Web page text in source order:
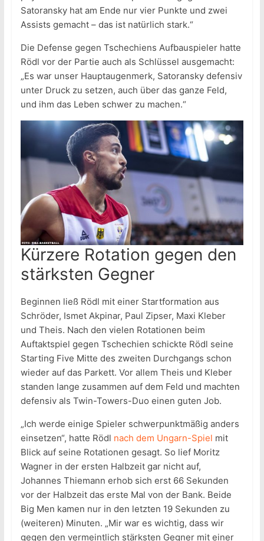
Satoransky hat am Ende nur vier Punkte und zwei
Assists gemacht – das ist natürlich stark.“
Die Defense gegen Tschechiens Aufbauspieler hatte
Rödl vor der Partie auch als Schlüssel ausgemacht:
„Es war unser Hauptaugenmerk, Satoransky defensiv
unter Druck zu setzen, auch über das ganze Feld,
und ihm das Leben schwer zu machen.“
Kürzere Rotation gegen den
stärksten Gegner
Beginnen ließ Rödl mit einer Startformation aus
Schröder, Ismet Akpinar, Paul Zipser, Maxi Kleber
und Theis. Nach den vielen Rotationen beim
Auftaktspiel gegen Tschechien schickte Rödl seine
Starting Five Mitte des zweiten Durchgangs schon
wieder auf das Parkett. Vor allem Theis und Kleber
standen lange zusammen auf dem Feld und machten
defensiv als Twin-Towers-Duo einen guten Job.
„Ich werde einige Spieler schwerpunktmäßig anders
einsetzen“, hatte Rödl nach dem Ungarn-Spiel mit
Blick auf seine Rotationen gesagt. So lief Moritz
Wagner in der ersten Halbzeit gar nicht auf,
Johannes Thiemann erhob sich erst 66 Sekunden
vor der Halbzeit das erste Mal von der Bank. Beide
Big Men kamen nur in den letzten 19 Sekunden zu
(weiteren) Minuten. „Mir war es wichtig, dass wir
gegen den vermeintlich stärksten Gegner mit einer